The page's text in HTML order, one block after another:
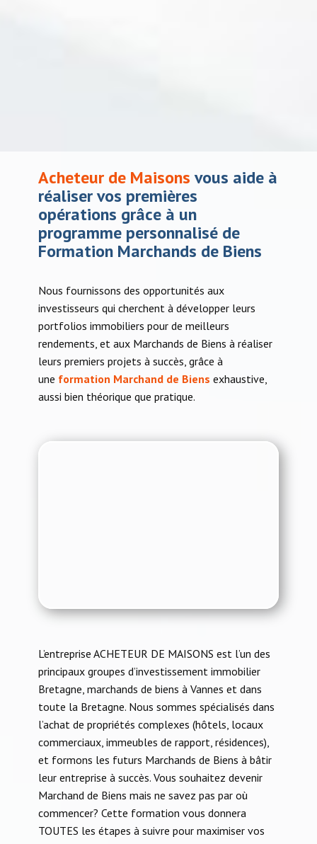
Acheteur de Maisonsvous aide​​ à
réaliser vos premières
opérations grâce à un
programme personnalisé de
Formation Marchands de Biens
Nous fournissons des opportunités aux
investisseurs qui cherchent à développer leurs
portfolios immobiliers pour de meilleurs
rendements, et aux Marchands de Biens à réaliser
leurs premiers projets à succès, grâce à
une formation Marchand de Biens exhaustive,
aussi bien théorique que pratique.
L’entreprise ACHETEUR DE MAISONS est l’un des
principaux groupes d’investissement immobilier
Bretagne, marchands de biens à Vannes et dans
toute la Bretagne. Nous sommes spécialisés dans
l’achat de propriétés complexes (hôtels, locaux
commerciaux, immeubles de rapport, résidences),
et formons les futurs Marchands de Biens à bâtir
leur entreprise à succès. Vous souhaitez devenir
Marchand de Biens mais ne savez pas par où
commencer? Cette formation vous donnera
TOUTES les étapes à suivre pour maximiser vos